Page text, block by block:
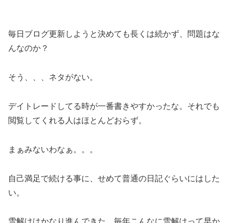
毎日ブログ更新しようと決めても長くは続かず、問題はな
んなのか？
そう、、、ネタがない。
デイトレードしてる時が一番書きやすかったな。それでも
閲覧してくれる人はほとんどおらず。
まぁみないわなぁ。。。
自己満足で続ける事に、せめて普通の日記ぐらいにはした
い。